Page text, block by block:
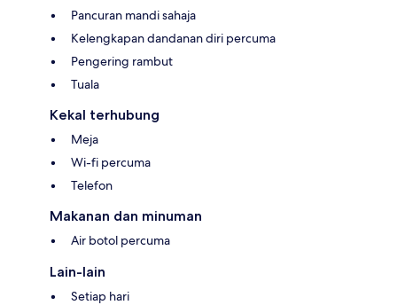
Pancuran mandi sahaja
Kelengkapan dandanan diri percuma
Pengering rambut
Tuala
Kekal terhubung
Meja
Wi-fi percuma
Telefon
Makanan dan minuman
Air botol percuma
Lain-lain
Setiap hari